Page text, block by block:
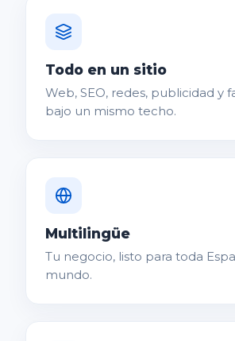
Todo en un sitio
Web, SEO, redes, publicidad y
bajo un mismo techo.
Multilingüe
Tu negocio, listo para toda
mundo.